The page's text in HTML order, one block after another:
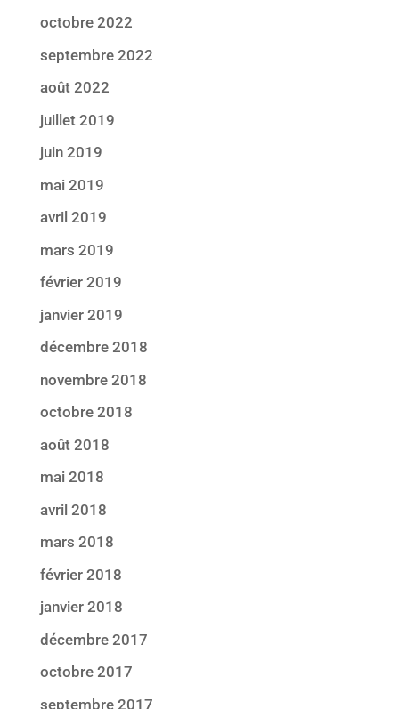
octobre 2022
septembre 2022
août 2022
juillet 2019
juin 2019
mai 2019
avril 2019
mars 2019
février 2019
janvier 2019
décembre 2018
novembre 2018
octobre 2018
août 2018
mai 2018
avril 2018
mars 2018
février 2018
janvier 2018
décembre 2017
octobre 2017
septembre 2017